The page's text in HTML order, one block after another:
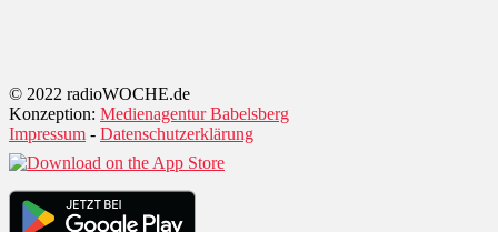
© 2022 radioWOCHE.de
Konzeption: Medienagentur Babelsberg
Impressum - Datenschutzerklärung